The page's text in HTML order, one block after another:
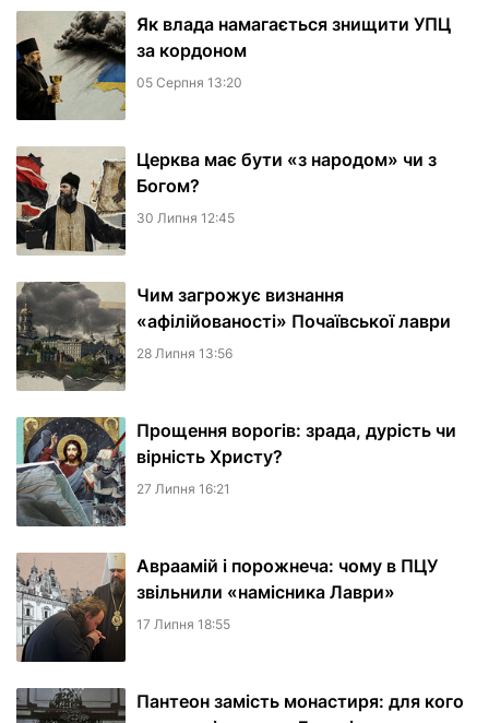
Як влада намагається знищити УПЦ
за кордоном
05 Серпня 13:20
Церква має бути «з народом» чи з
Богом?
30 Липня 12:45
Чим загрожує визнання
«афілійованості» Почаївської лаври
28 Липня 13:56
Прощення ворогів: зрада, дурість чи
вірність Христу?
27 Липня 16:21
Авраамій і порожнеча: чому в ПЦУ
звільнили «намісника Лаври»
17 Липня 18:55
Пантеон замість монастиря: для кого